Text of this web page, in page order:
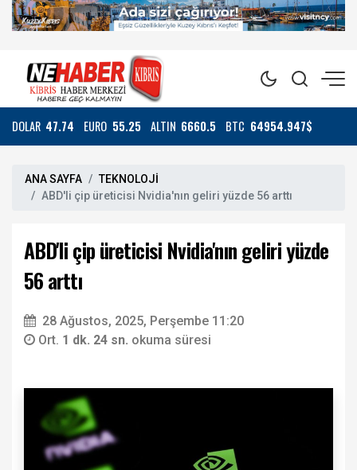
DOLAR 47.74 EURO 55.25 ALTIN 6660.5 BTC 64954.947$
ANA SAYFA
TEKNOLOJİ
ABD'li çip üreticisi Nvidia'nın geliri yüzde 56 arttı
ABD'li çip üreticisi Nvidia'nın geliri yüzde
56 arttı
28 Ağustos, 2025, Perşembe 11:20
Ort. 1 dk. 24 sn. okuma süresi